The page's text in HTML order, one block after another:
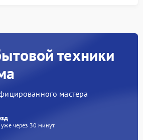
техники
мастера
уже через 30 минут